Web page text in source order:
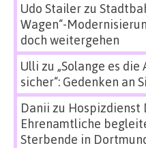
Udo Stailerzu
Wagen“-
doch weitergehen
Ulli zu „Solange es
sicher“: Gedenken an
Danii zu Hospizdienst
Ehrenamtliche
Sterbende in